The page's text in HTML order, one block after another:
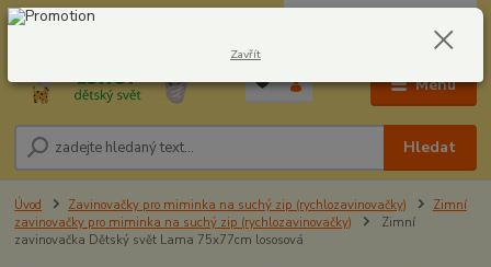
Menu
Hledat
604278943 0,00 Kč
Úvod Zavinovačky pro miminka na suchý zip (rychlozavinovačky)
Zimní
zavinovačky pro miminka na suchý zip (rychlozavinovačky)
Zimní
zavinovačka Dětský svět Lama 75x77cm lososová
Zavřít